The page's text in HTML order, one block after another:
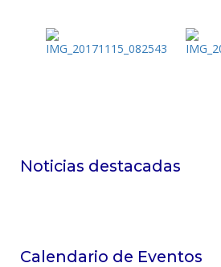
Noticias destacadas
Calendario de Eventos